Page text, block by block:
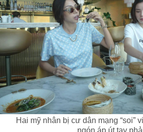
Hai mỹ nhân bị cư dân mạng “soi”